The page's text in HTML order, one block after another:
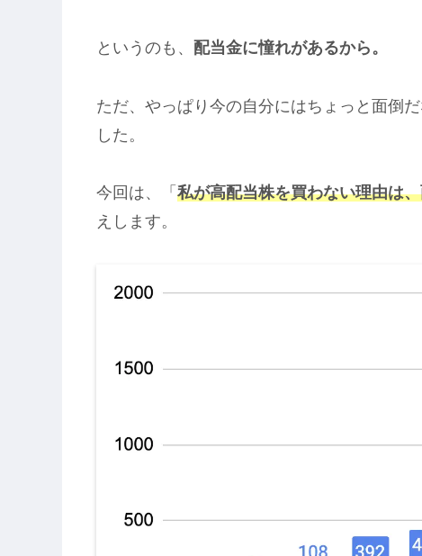
というのも、 配当金に憧れがあるから。
ただ、やっぱり今の自分にはちょっと面倒
した。
今回は、「 私が高配当株を買わない理由は
えします。